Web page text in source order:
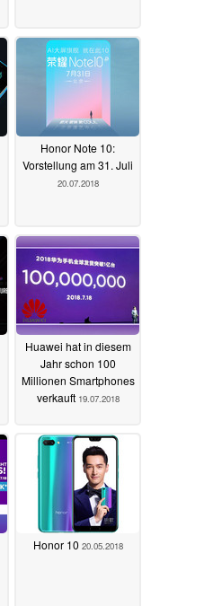
Honor Note 10:
Vorstellung am 31. Juli
20.07.2018
Huawei hat in diesem
Jahr schon 100
Millionen Smartphones
verkauft 19.07.2018
Honor 10 20.05.2018